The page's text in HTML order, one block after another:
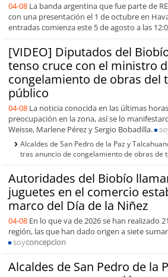
04-08 La banda argentina que fue parte de
con una presentación el 1 de octubre en
entradas comienza este 5 de agosto a las
[VIDEO] Diputados del
tenso cruce con el ministro
congelamiento de obras del
público
04-08 La noticia conocida en las últimas
preocupación en la zona, así se lo
Weisse, Marlene Pérez y Sergio Bobadilla.
Alcaldes de San Pedro de la Paz y
tras anuncio de congelamiento de obras de
Autoridades del Biobío
juguetes en el comercio
marco del Día de la Niñez
04-08 En lo que va de 2026 se han realizado
región, las que han dado origen a siete
soyconcepcion
Alcaldes de San Pedro de la